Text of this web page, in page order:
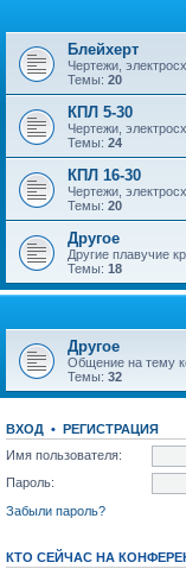
Блейхерт
Чертежи,
Темы: 20
КПЛ 5-30
Чертежи,
Темы: 24
КПЛ 16-30
Чертежи,
Темы: 20
Другое
Другие плавучие
Темы: 18
Другое
Общение на тему
Темы: 32
ВХОД • РЕГИСТРАЦИЯ
Имя пользователя:
Пароль:
Забыли пароль?
КТО СЕЙЧАС НА